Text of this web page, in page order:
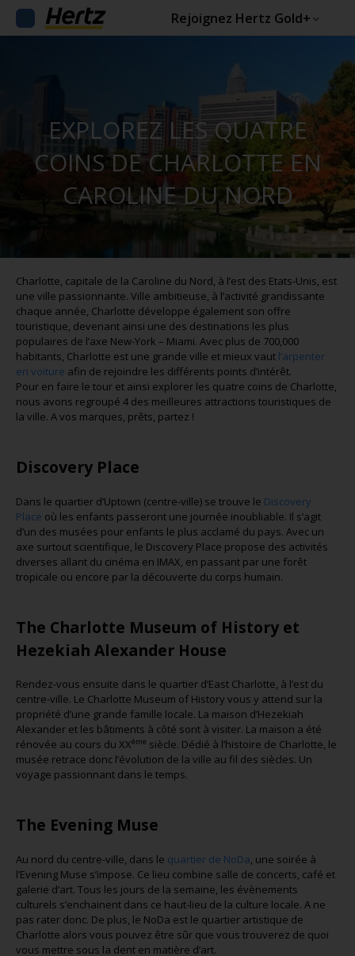
Rejoignez Hertz Gold+
EXPLOREZ LES QUATRE
COINS DE CHARLOTTE EN
CAROLINE DU NORD
Charlotte, capitale de la Caroline du Nord, à l’est des Etats-Unis, est
une ville passionnante. Ville ambitieuse, à l’activité grandissante
chaque année, Charlotte développe également son offre
touristique, devenant ainsi une des destinations les plus
populaires de l’axe New-York – Miami. Avec plus de 700,000
habitants, Charlotte est une grande ville et mieux vaut l’arpenter
en voiture afin de rejoindre les différents points d’intérêt.
Pour en faire le tour et ainsi explorer les quatre coins de Charlotte,
nous avons regroupé 4 des meilleures attractions touristiques de
la ville. A vos marques, prêts, partez !
Discovery Place
Dans le quartier d’Uptown (centre-ville) se trouve le Discovery
Place où les enfants passeront une journée inoubliable. Il s’agit
d’un des musées pour enfants le plus acclamé du pays. Avec un
axe surtout scientifique, le Discovery Place propose des activités
diverses allant du cinéma en IMAX, en passant par une forêt
tropicale ou encore par la découverte du corps humain.
The Charlotte Museum of History et
Hezekiah Alexander House
Rendez-vous ensuite dans le quartier d’East Charlotte, à l’est du
centre-ville. Le Charlotte Museum of History vous y attend sur la
propriété d’une grande famille locale. La maison d’Hezekiah
Alexander et les bâtiments à côté sont à visiter. La maison a été
rénovée au cours du XXème siècle. Dédié à l’histoire de Charlotte, le
musée retrace donc l’évolution de la ville au fil des siècles. Un
voyage passionnant dans le temps.
The Evening Muse
Au nord du centre-ville, dans le quartier de NoDa , une soirée à
l’Evening Muse s’impose. Ce lieu combine salle de concerts, café et
galerie d’art. Tous les jours de la semaine, les évènements
culturels s’enchainent dans ce haut-lieu de la culture locale. A ne
pas rater donc. De plus, le NoDa est le quartier artistique de
Charlotte alors vous pouvez être sûr que vous trouverez de quoi
vous mettre sous la dent en matière d’art.